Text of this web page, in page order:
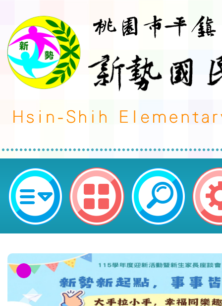
轉知臺中市政府運動局與該市梧棲
理「第48屆全國小學生柔道邀請賽
區新勢國民小學